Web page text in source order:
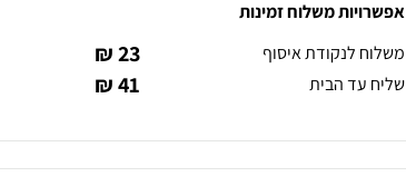
אפשרויות משלוח זמינות
משלוח לנקודת איסוף
23 ₪
שליח עד הבית 41 ₪